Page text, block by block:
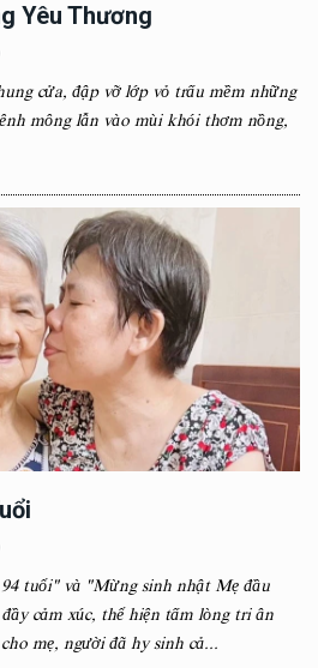
Yêu Thương
cửa, đập vỡ lớp vỏ trấu mềm những
mông lẫn vào mùi khói thơm nồng,
tuổi" và "Mừng sinh nhật Mẹ đầu
cảm xúc, thể hiện tấm lòng tri ân
mẹ, người đã hy sinh cả...